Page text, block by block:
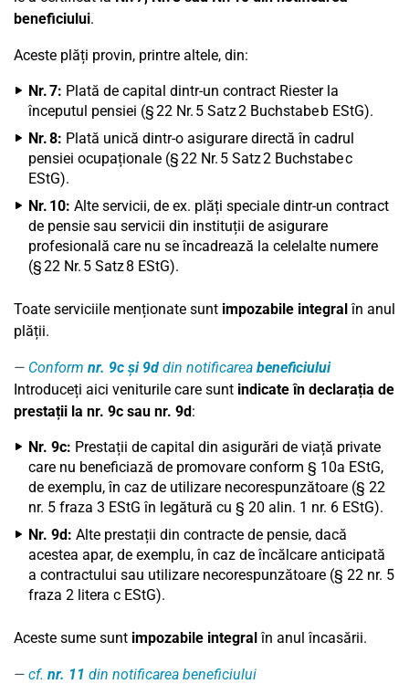
beneficiului.
Aceste plăți provin, printre altele, din:
Nr. 7: Plată de capital dintr-un contract Riester la
începutul pensiei (§ 22 Nr. 5 Satz 2 Buchstabe b EStG).
Nr. 8: Plată unică dintr-o asigurare directă în cadrul
pensiei ocupaționale (§ 22 Nr. 5 Satz 2 Buchstabe c
EStG).
Nr. 10: Alte servicii, de ex. plăți speciale dintr-un contract
de pensie sau servicii din instituții de asigurare
profesională care nu se încadrează la celelalte numere
(§ 22 Nr. 5 Satz 8 EStG).
Toate serviciile menționate sunt impozabile integralîn anul
plății.
Conform nr. 9c și 9d din notificarea beneficiului
Introduceți aici veniturile care sunt indicate în declarația de
prestații la nr. 9c sau nr. 9d:
Nr. 9c: Prestații de capital din asigurări de viață private
care nu beneficiază de promovare conform § 10a EStG,
de exemplu, în caz de utilizare necorespunzătoare (§ 22
nr. 5 fraza 3 EStG în legătură cu § 20 alin. 1 nr. 6 EStG).
Nr. 9d: Alte prestații din contracte de pensie, dacă
acestea apar, de exemplu, în caz de încălcare anticipată
a contractului sau utilizare necorespunzătoare (§ 22 nr. 5
fraza 2 litera c EStG).
Aceste sume sunt impozabile integralîn anul încasării.
cf. nr. 11 din notificarea beneficiului